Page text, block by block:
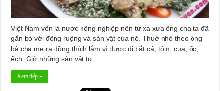
Việt Nam vốn là nước nông nghiệp nên từ xa xưa ông cha ta đã
gắn bó với đồng ruộng và sản vật của nó. Thuở nhỏ theo ông
bà cha mẹ ra đồng thích lắm vì được đi bắt cá, tôm, cua, ốc,
ếch. Giờ những sản vật tự ...
Xem tiếp »